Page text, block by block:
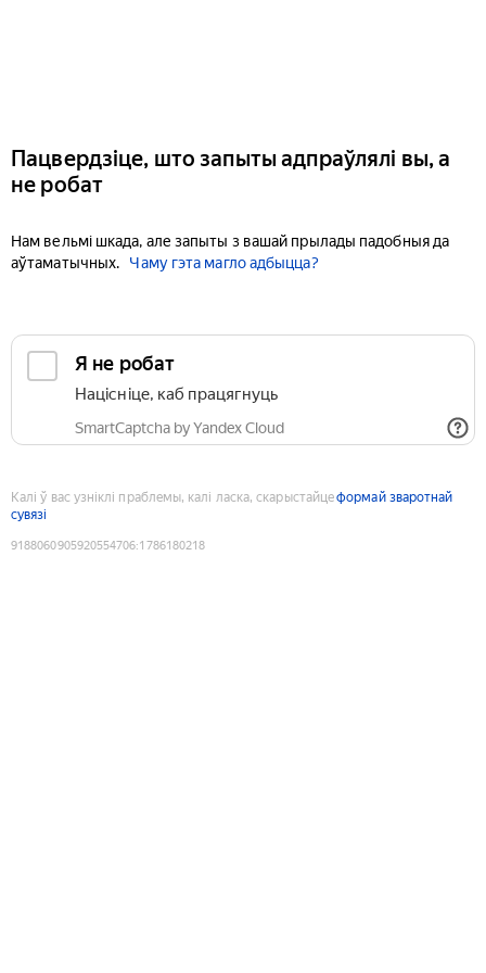
Пацвердзіце, што запыты адпраўлялі вы, а
не робат
Нам вельмі шкада, але запыты з вашай прылады падобныя да
аўтаматычных.
Чаму гэта магло адбыцца?
Я не робат
Націсніце, каб працягнуць
SmartCaptcha by Yandex Cloud
Калі ў вас узніклі праблемы, калі ласка, скарыстайцеформай зваротнай
сувязі
9188060905920554706:1786180218